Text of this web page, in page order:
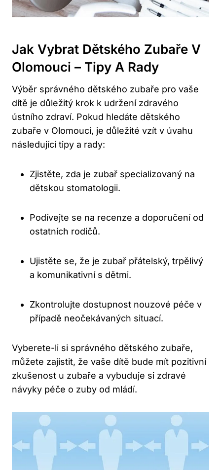
Jak Vybrat Dětského Zubaře V
Olomouci – Tipy A Rady
Výběr správného dětského zubaře pro vaše
dítě je důležitý krok k udržení zdravého
ústního zdraví. Pokud hledáte dětského
zubaře v Olomouci, je důležité vzít v úvahu
následující tipy a rady:
Zjistěte, zda je zubař specializovaný na
dětskou stomatologii.
Podívejte se na recenze a doporučení od
ostatních rodičů.
Ujistěte se, že je zubař přátelský, trpělivý
a komunikativní s dětmi.
Zkontrolujte dostupnost nouzové péče v
případě neočekávaných situací.
Vyberete-li si správného dětského zubaře,
můžete zajistit, že vaše dítě bude mít pozitivní
zkušenost u zubaře a vybuduje si zdravé
návyky péče o zuby od mládí.